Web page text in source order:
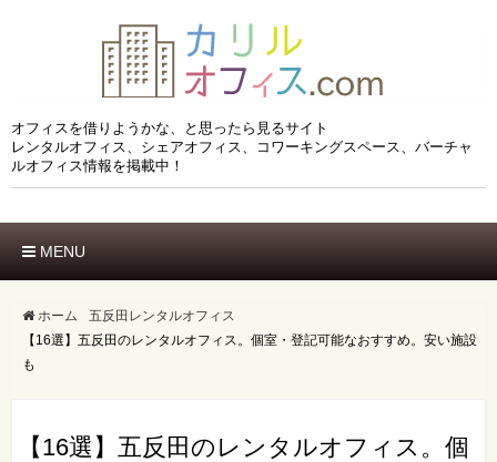
オフィスを借りようかな、と思ったら見るサイト
レンタルオフィス、シェアオフィス、コワーキングスペース、バーチャ
ルオフィス情報を掲載中！
MENU
市区でさがす 沿線でさがす
特徴でさがす
ホーム
五反田レンタルオフィス
【16選】五反田のレンタルオフィス。個室・登記可能なおすすめ。安い施設
も
【16選】五反田のレンタルオフィス。個